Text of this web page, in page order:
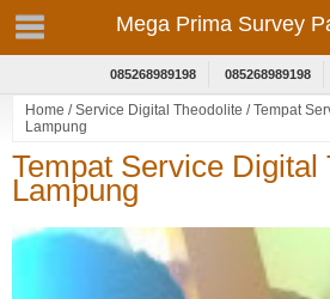
Mega Prima Survey
085268989198 085268989198
Home /Service Digital Theodolite /Tempat
Lampung
Tempat Service Digital
Lampung